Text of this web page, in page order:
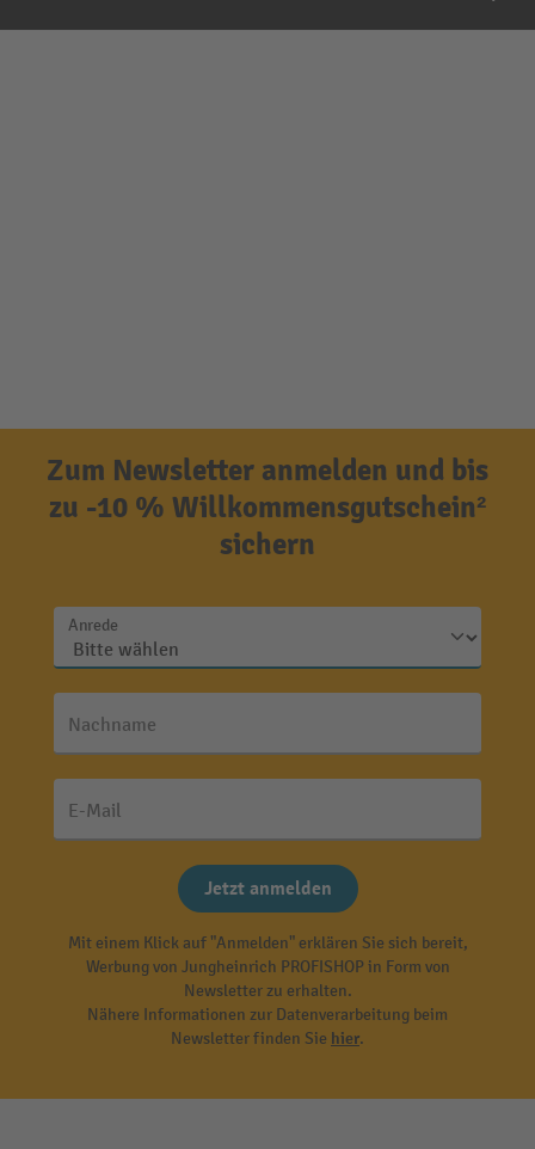
Zum Newsletter anmelden und bis
zu -10 % Willkommensgutschein²
sichern
Anrede
Nachname
E-Mail
Jetzt anmelden
Mit einem Klick auf "Anmelden" erklären Sie sich bereit,
Werbung von Jungheinrich PROFISHOP in Form von
Newsletter zu erhalten.
Nähere Informationen zur Datenverarbeitung beim
Newsletter finden Sie hier.